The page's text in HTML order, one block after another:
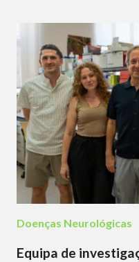
Doenças Neurológicas
Equipa de